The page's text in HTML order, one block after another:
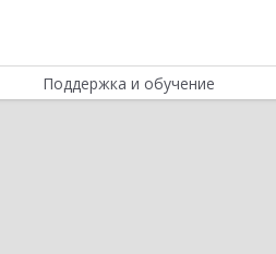
Поддержка и обучение